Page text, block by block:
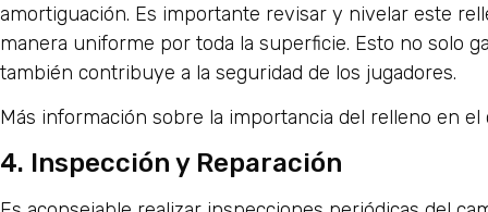
amortiguación. Es importante revisar y nivelar este
manera uniforme por toda la superficie. Esto no solo
también contribuye a la seguridad de los jugadores.
Más información sobre la importancia del relleno en
4. Inspección y Reparación